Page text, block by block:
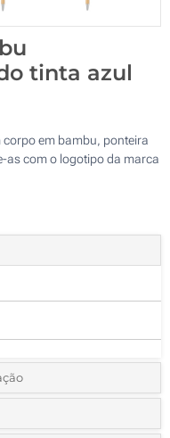
tinta azul
em bambu, ponteira
as com o logotipo da marca
do logotipo: